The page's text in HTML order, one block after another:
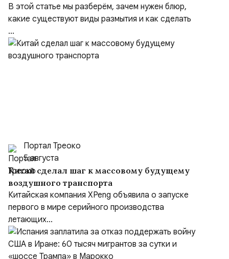
В этой статье мы разберём, зачем нужен блюр,
какие существуют виды размытия и как сделать
...
Портал Треоко
5 августа
Китай сделал шаг к массовому будущему
воздушного транспорта
Китайская компания XPeng объявила о запуске
первого в мире серийного производства
летающих...